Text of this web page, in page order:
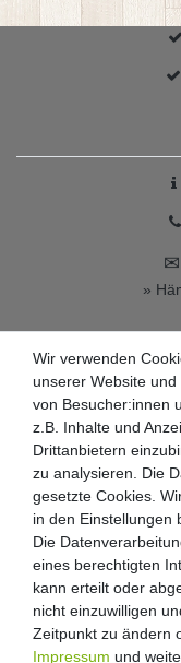
✉
»
Wir verwenden
unserer Website
von Besucher:innen
z.B. Inhalte und
Drittanbietern
zu analysieren. Die
gesetzte Cookies.
in den Einstellungen
Die
eines berechtigten
kann erteilt oder
nicht einzuwilligen
Zeitpunkt zu ändern
Impressum und